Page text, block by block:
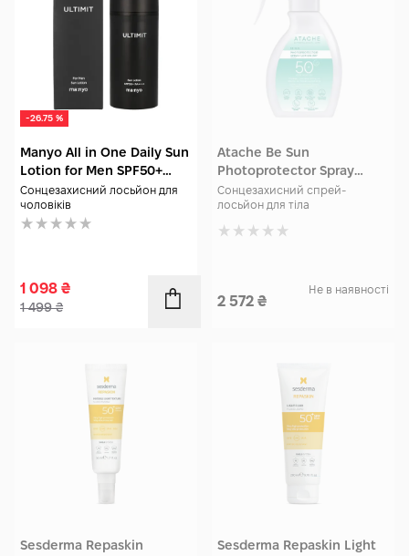
-26.75 %
Manyo All in One Daily Sun
Lotion for Men SPF50+
PA++ 100 мл
Сонцезахисний лосьйон для
чоловіків
1 098 ₴
1 499₴
Atache Be Sun
Photoprotector Spray
Lotion SPF 50+ 200 мл
Сонцезахисний спрей-
лосьйон для тіла
2 572 ₴
Не в наявності
Sesderma Repaskin Sesderma Repaskin Light